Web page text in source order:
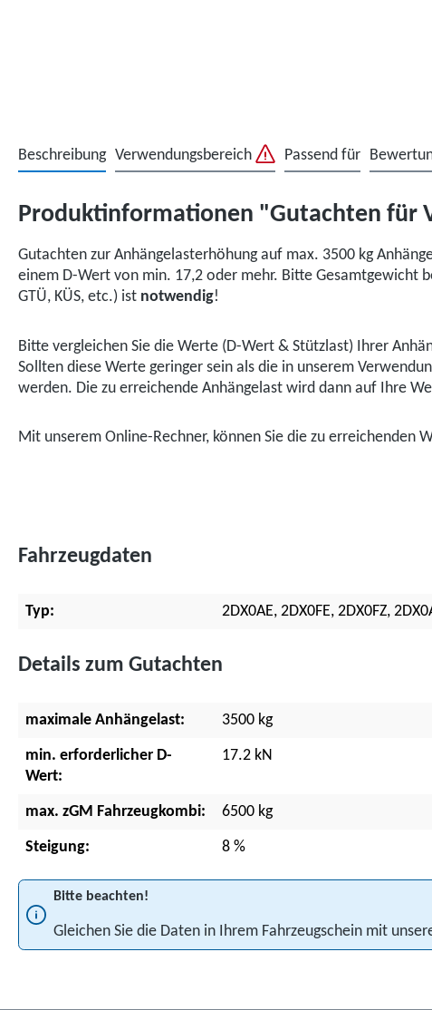
Beschreibung Verwendungsbereich Passend für
Produktinformationen "Gutachten für
Gutachten zur Anhängelasterhöhung auf max. 3500 kg
einem D-Wert von min. 17,2 oder mehr. Bitte Gesamtgewicht
GTÜ, KÜS, etc.) ist notwendig!
Bitte vergleichen Sie die Werte (D-Wert & Stützlast) Ihrer
Sollten diese Werte geringer sein als die in unserem
werden. Die zu erreichende Anhängelast wird dann auf Ihre
Mit unserem Online-Rechner, können Sie die zu erreichenden
Fahrzeugdaten
Typ: 2DX0AE, 2DX0FE, 2DX0FZ,
Details zum Gutachten
maximale Anhängelast: 3500 kg
min. erforderlicher D-
Wert:
17.2 kN
max. zGM Fahrzeugkombi: 6500 kg
Steigung: 8 %
Bitte beachten!
Gleichen Sie die Daten in Ihrem Fahrzeugschein mit